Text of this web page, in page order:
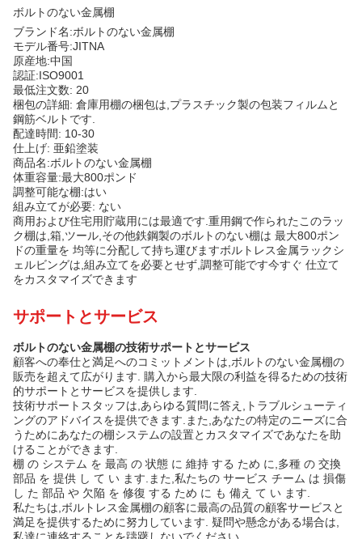
ボルトのない金属棚
ブランド名:ボルトのない金属棚
モデル番号:JITNA
原産地:中国
認証:ISO9001
最低注文数: 20
梱包の詳細: 倉庫用棚の梱包は,プラスチック製の包装フィルムと
鋼筋ベルトです.
配達時間: 10-30
仕上げ: 亜鉛塗装
商品名:ボルトのない金属棚
体重容量:最大800ポンド
調整可能な棚:はい
組み立てが必要: ない
商用および住宅用貯蔵用には最適です.重用鋼で作られたこのラッ
ク棚は,箱,ツール,その他鉄鋼製のボルトのない棚は 最大800ポン
ドの重量を 均等に分配して持ち運びますボルトレス金属ラックシ
ェルビングは,組み立てを必要とせず,調整可能です今すぐ 仕立て
をカスタマイズできます
サポートとサービス
ボルトのない金属棚の技術サポートとサービス
顧客への奉仕と満足へのコミットメントは,ボルトのない金属棚の
販売を超えて広がります. 購入から最大限の利益を得るための技術
的サポートとサービスを提供します.
技術サポートスタッフは,あらゆる質問に答え,トラブルシューティ
ングのアドバイスを提供できます.また,あなたの特定のニーズに合
うためにあなたの棚システムの設置とカスタマイズであなたを助
けることができます.
棚 の システム を 最高 の 状態 に 維持 する ため に,多種 の 交換
部品 を 提供 し て い ます.また,私たちの サービス チーム は 損傷
し た 部品 や 欠陥 を 修復 する ため に も 備え て い ます.
私たちは,ボルトレス金属棚の顧客に最高の品質の顧客サービスと
満足を提供するために努力しています. 疑問や懸念がある場合は,